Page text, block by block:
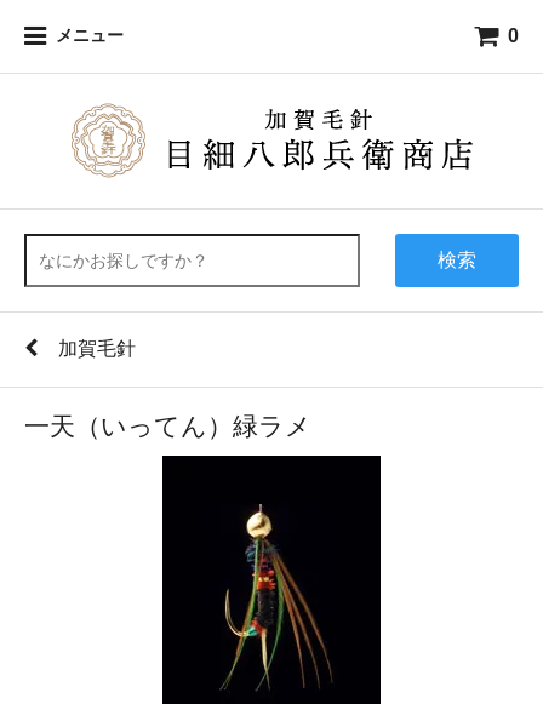
メニュー 0
検索
加賀毛針
一天（いってん）緑ラメ